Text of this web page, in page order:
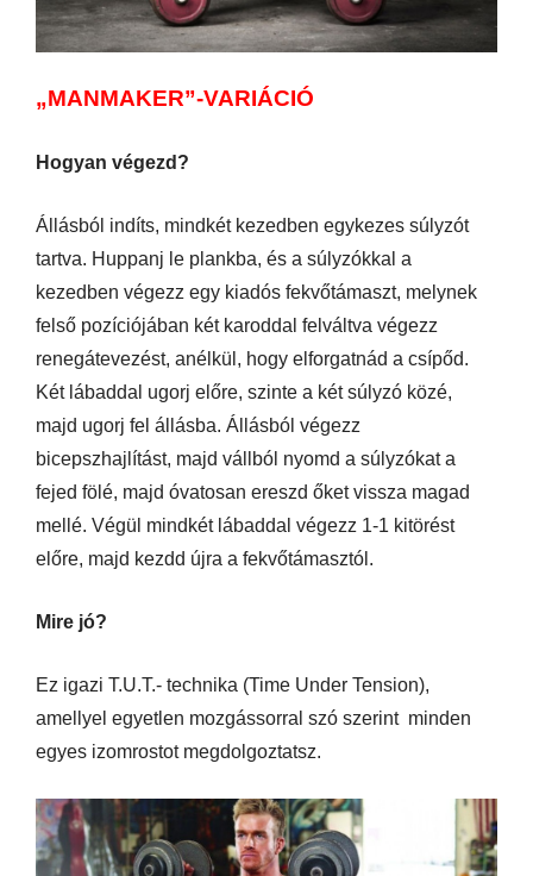
„MANMAKER”-VARIÁCIÓ
Hogyan végezd?
Állásból indíts, mindkét kezedben egykezes súlyzót
tartva. Huppanj le plankba, és a súlyzókkal a
kezedben végezz egy kiadós fekvőtámaszt, melynek
felső pozíciójában két karoddal felváltva végezz
renegátevezést, anélkül, hogy elforgatnád a csípőd.
Két lábaddal ugorj előre, szinte a két súlyzó közé,
majd ugorj fel állásba. Állásból végezz
bicepszhajlítást, majd vállból nyomd a súlyzókat a
fejed fölé, majd óvatosan ereszd őket vissza magad
mellé. Végül mindkét lábaddal végezz 1-1 kitörést
előre, majd kezdd újra a fekvőtámasztól.
Mire jó?
Ez igazi T.U.T.- technika (Time Under Tension),
amellyel egyetlen mozgássorral szó szerint minden
egyes izomrostot megdolgoztatsz.